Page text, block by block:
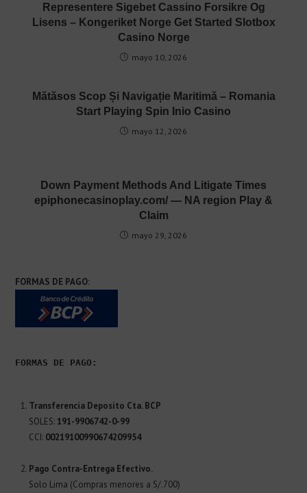
Representere Sigebet Cassino Forsikre Og
Lisens – Kongeriket Norge Get Started Slotbox
Casino Norge
mayo 10, 2026
Mătăsos Scop Și Navigație Maritimă – Romania
Start Playing Spin Inio Casino
mayo 12, 2026
Down Payment Methods And Litigate Times
epiphonecasinoplay.com/ — NA region Play &
Claim
mayo 29, 2026
FORMAS DE PAGO:
FORMAS DE PAGO:
Transferencia Deposito Cta. BCP
SOLES: 191-9906742-0-99
CCI: 00219100990674209954
Pago Contra-Entrega Efectivo.
Solo Lima (Compras menores a S/.700)